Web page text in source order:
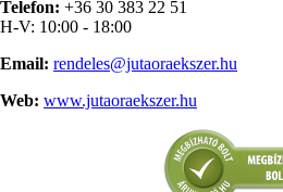
Telefon: +36 30 383 22 51
H-V: 10:00 - 18:00
Email: rendeles@jutaoraekszer.hu
Web: www.jutaoraekszer.hu